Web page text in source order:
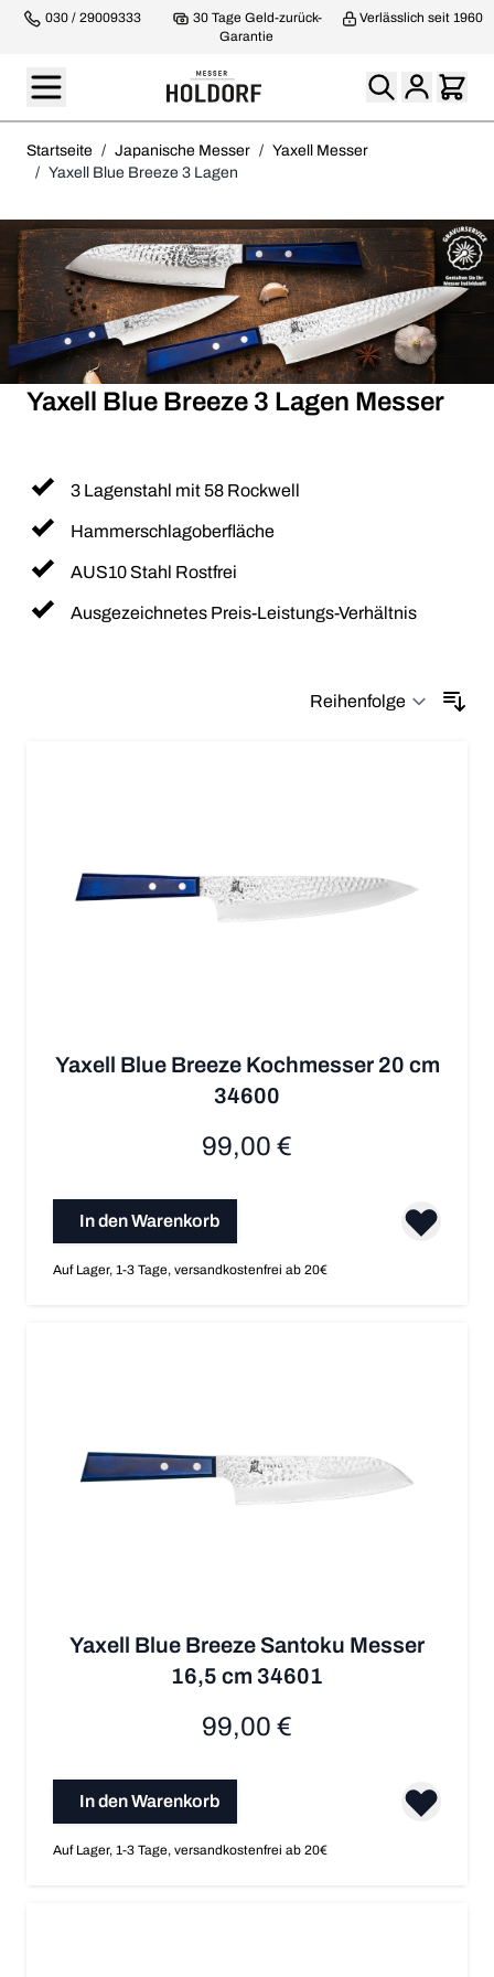
030 / 29009333
30 Tage Geld-zurück-
Garantie
Verlässlich seit 1960
Startseite / Japanische Messer / Yaxell Messer
/ Yaxell Blue Breeze 3 Lagen
Yaxell Blue Breeze 3 Lagen Messer
3 Lagenstahl mit 58 Rockwell
Hammerschlagoberfläche
AUS10 Stahl Rostfrei
Ausgezeichnetes Preis-Leistungs-Verhältnis
Yaxell Blue Breeze Kochmesser 20 cm
34600
99,00 €
In den Warenkorb
Auf Lager, 1-3 Tage, versandkostenfrei ab 20€
Yaxell Blue Breeze Santoku Messer
16,5 cm 34601
99,00 €
In den Warenkorb
Auf Lager, 1-3 Tage, versandkostenfrei ab 20€